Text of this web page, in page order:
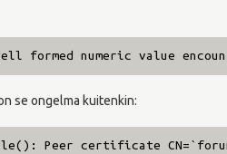
formed numeric value
se ongelma kuitenkin:
Peer certificate